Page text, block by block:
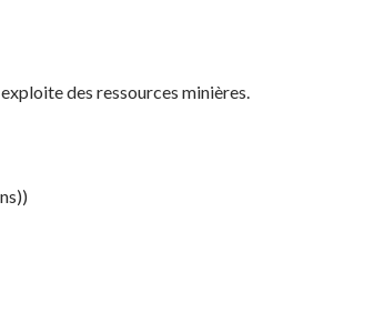
des ressources minières.